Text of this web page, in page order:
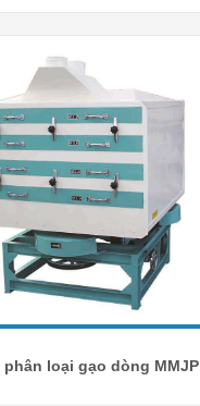
phân loại gạo dòng MMJP